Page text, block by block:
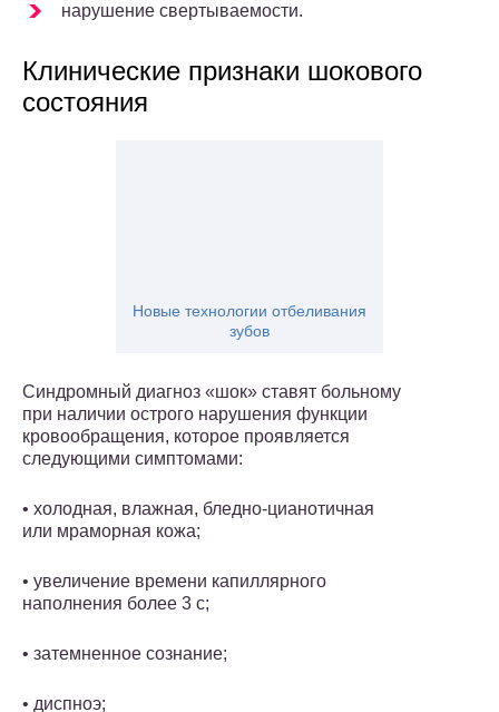
нарушение свертываемости.
Клинические признаки шокового
состояния
Новые технологии отбеливания
зубов
Синдромный диагноз «шок» ставят больному
при наличии острого нарушения функции
кровообращения, которое проявляется
следующими симптомами:
• холодная, влажная, бледно-цианотичная
или мраморная кожа;
• увеличение времени капиллярного
наполнения более 3 с;
• затемненное сознание;
• диспноэ;